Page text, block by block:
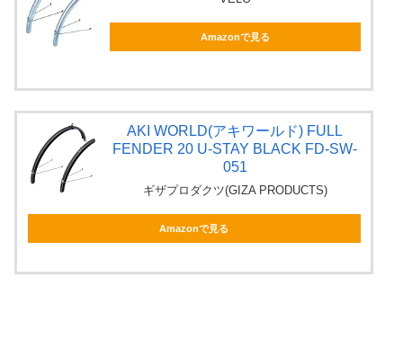
Amazonで見る
AKI WORLD(アキワールド) FULL
FENDER 20 U-STAY BLACK FD-SW-
051
ギザプロダクツ(GIZA PRODUCTS)
Amazonで見る